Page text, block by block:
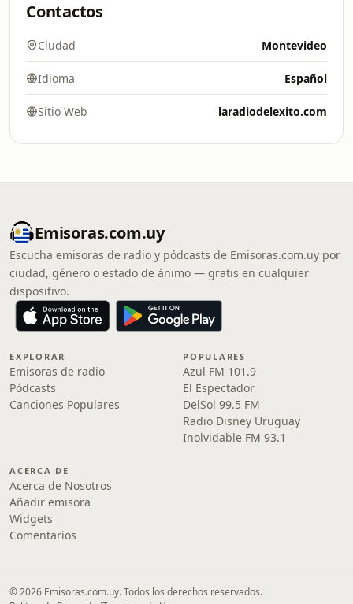
Contactos
Ciudad Montevideo
Idioma Español
Sitio Web laradiodelexito.com
Emisoras.com.uy
Escucha emisoras de radio y pódcasts de Emisoras.com.uy por
ciudad, género o estado de ánimo — gratis en cualquier
dispositivo.
EXPLORAR
Emisoras de radio
Pódcasts
Canciones Populares
POPULARES
Azul FM 101.9
El Espectador
DelSol 99.5 FM
Radio Disney Uruguay
Inolvidable FM 93.1
ACERCA DE
Acerca de Nosotros
Añadir emisora
Widgets
Comentarios
© 2026 Emisoras.com.uy. Todos los derechos reservados.